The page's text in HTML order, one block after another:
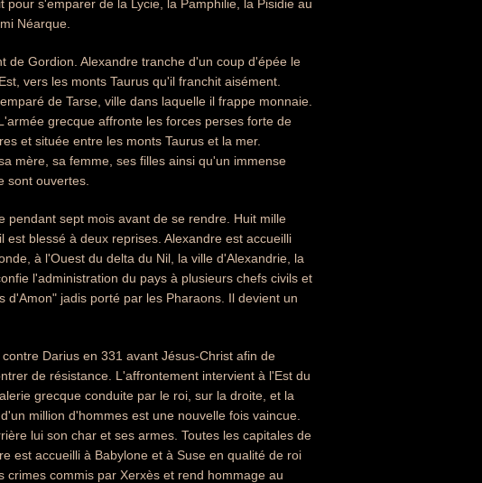
s'emparer de la Lycie, la Pamphilie, la Pisidie au
Néarque.
Gordion. Alexandre tranche d'un coup d'épée le
vers les monts Taurus qu'il franchit aisément.
de Tarse, ville dans laquelle il frappe monnaie.
grecque affronte les forces perses forte de
et située entre les monts Taurus et la mer.
mère, sa femme, ses filles ainsi qu'un immense
sont ouvertes.
pendant sept mois avant de se rendre. Huit mille
blessé à deux reprises. Alexandre est accueilli
à l'Ouest du delta du Nil, la ville d'Alexandrie, la
l'administration du pays à plusieurs chefs civils et
d'Amon" jadis porté par les Pharaons. Il devient un
Darius en 331 avant Jésus-Christ afin de
de résistance. L'affrontement intervient à l'Est du
grecque conduite par le roi, sur la droite, et la
million d'hommes est une nouvelle fois vaincue.
lui son char et ses armes. Toutes les capitales de
est accueilli à Babylone et à Suse en qualité de roi
commis par Xerxès et rend hommage au